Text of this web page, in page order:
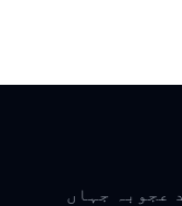
عجوبہ جہاں